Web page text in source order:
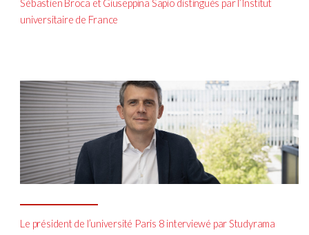
Sébastien Broca et Giuseppina Sapio distingués par l’Institut
universitaire de France
Le président de l’université Paris 8 interviewé par Studyrama